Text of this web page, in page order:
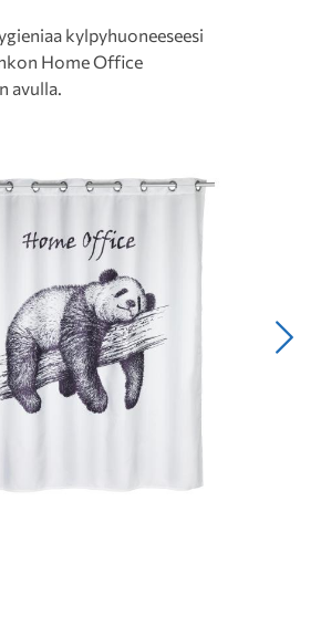
kylpyhuoneeseesi
Home Office
avulla.